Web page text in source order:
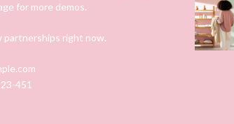
for more demos.
partnerships right now.
451